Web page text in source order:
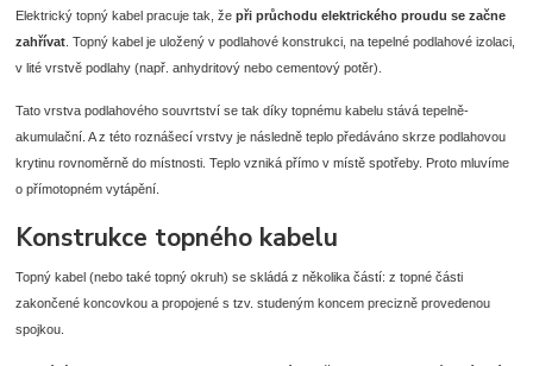
Elektrický topný kabel pracuje tak, žepři průchodu elektrického proudu se začne
zahřívat . Topný kabel je uložený v podlahové konstrukci, na tepelné podlahové izolaci,
v lité vrstvě podlahy (např. anhydritový nebo cementový potěr).
Tato vrstva podlahového souvrtství se tak díky topnému kabelu stává tepelně-
akumulační. A z této roznášecí vrstvy je následně teplo předáváno skrze podlahovou
krytinu rovnoměrně do místnosti. Teplo vzniká přímo v místě spotřeby. Proto mluvíme
o přímotopném vytápění.
Konstrukce topného kabelu
Topný kabel (nebo také topný okruh) se skládá z několika částí: z topné části
zakončené koncovkou a propojené s tzv. studeným koncem precizně provedenou
spojkou.